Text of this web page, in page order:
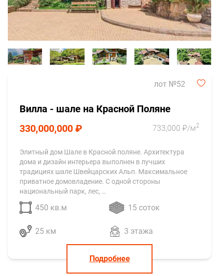
лот №52
Вилла - шале на Красной Поляне
330,000,000 ₽
733,000 ₽/м2
Элитный дом Шале в Красной поляне. Архитектура
дома и дизайн интерьера выполнен в лучших
традициях шале Швейцарских Альп. Максимальное
приватное домовладение. С одной стороны
национальный парк, лес, …
450 кв.м 15 соток
25 км 3 этажа
Подробнее